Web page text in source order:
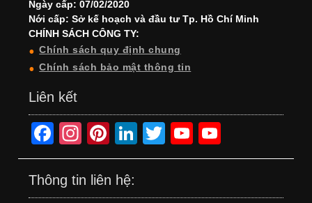
Ngày cấp: 07/02/2020
Nới cấp: Sở kế hoạch và đầu tư Tp. Hồ Chí Minh
CHÍNH SÁCH CÔNG TY:
Chính sách quy định chung
Chính sách bảo mật thông tin
Liên kết
F
a
c
In
st
a
Pi
nt
er
Li
n
T
wi
Y
o
o
Thông tin liên hệ: